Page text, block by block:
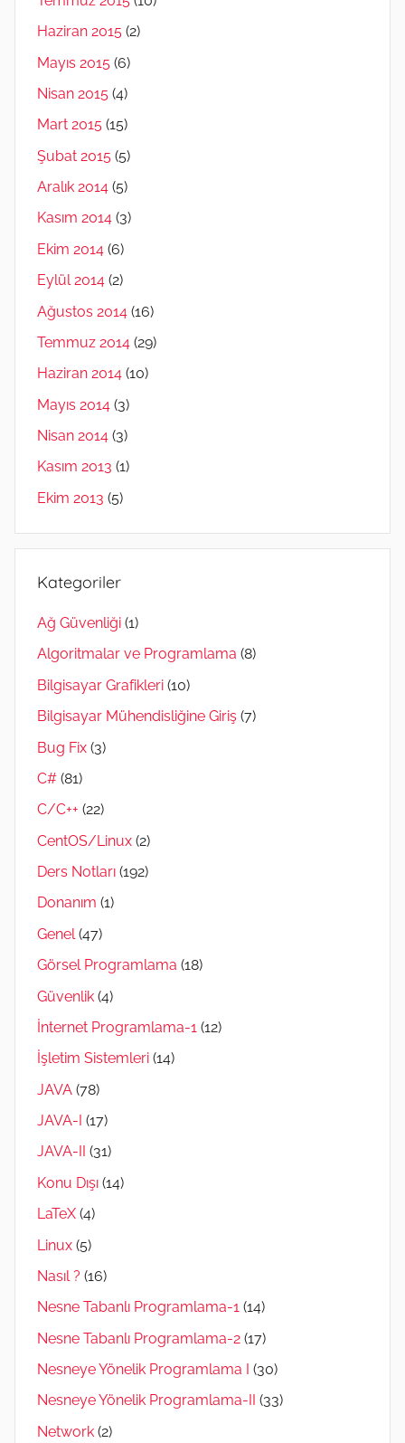
Haziran 2015 (2)
Mayıs 2015 (6)
Nisan 2015 (4)
Mart 2015 (15)
Şubat 2015 (5)
Aralık 2014 (5)
Kasım 2014 (3)
Ekim 2014 (6)
Eylül 2014 (2)
Ağustos 2014 (16)
Temmuz 2014 (29)
Haziran 2014 (10)
Mayıs 2014 (3)
Nisan 2014 (3)
Kasım 2013 (1)
Ekim 2013 (5)
Kategoriler
Ağ Güvenliği (1)
Algoritmalar ve Programlama (8)
Bilgisayar Grafikleri (10)
Bilgisayar Mühendisliğine Giriş (7)
Bug Fix (3)
C# (81)
C/C++ (22)
CentOS/Linux (2)
Ders Notları (192)
Donanım (1)
Genel (47)
Görsel Programlama (18)
Güvenlik (4)
İnternet Programlama-1 (12)
İşletim Sistemleri (14)
JAVA (78)
JAVA-I (17)
JAVA-II
(31)
Konu Dışı (14)
LaTeX (4)
Linux (5)
Nasıl ? (16)
Nesne Tabanlı Programlama-1 (14)
Nesne Tabanlı Programlama-2 (17)
Nesneye Yönelik Programlama I (30)
Nesneye Yönelik Programlama-II
(33)
Network (2)